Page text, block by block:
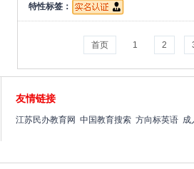
特性标签：
首页 1 2
友情链接
江苏民办教育网 中国教育搜索 方向标英语 成